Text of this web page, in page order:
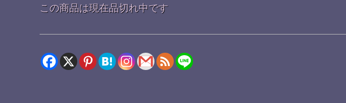
この商品は現在品切れ中です